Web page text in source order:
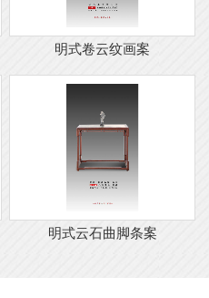
明式卷云纹画案
明式云石曲脚条案